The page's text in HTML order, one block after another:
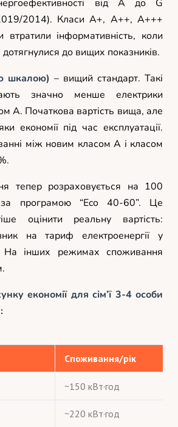
від A до G
2014). Класи A+, A++, A+++
втратили інформативність, коли
до вищих показників.
шкалою) – вищий стандарт. Такі
значно менше електрики
А. Початкова вартість вища, але
економії під час експлуатації.
між новим класом A і класом
тепер розраховується на 100
програмою “Eco 40-60”. Це
оцінити реальну вартість:
на тариф електроенергії у
На інших режимах споживання
економії для сім’ї 3-4 особи
Споживання/рік
~150 кВт·год
~220 кВт·год